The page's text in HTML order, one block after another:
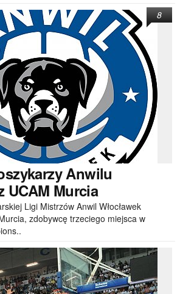
Anwilu
UCAM Murcia
Ligi Mistrzów Anwil Włocławek
zdobywcę trzeciego miejsca w
8